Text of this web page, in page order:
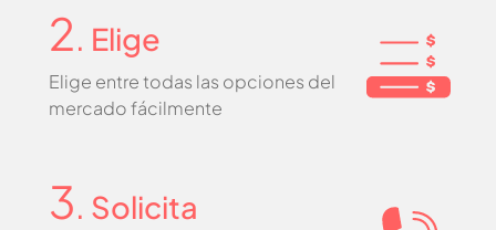
2. Elige
Elige entre todas las opciones del
mercado fácilmente
3. Solicita